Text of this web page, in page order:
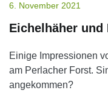
6. November 2021
Eichelhäher und
Einige Impressionen
am Perlacher Forst.
angekommen?